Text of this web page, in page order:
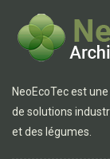
NeoEcoTec est
de solutions
et des légumes.